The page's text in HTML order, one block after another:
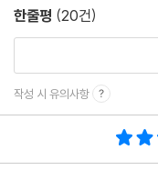
한줄평 (20건)
작성 시 유의사항